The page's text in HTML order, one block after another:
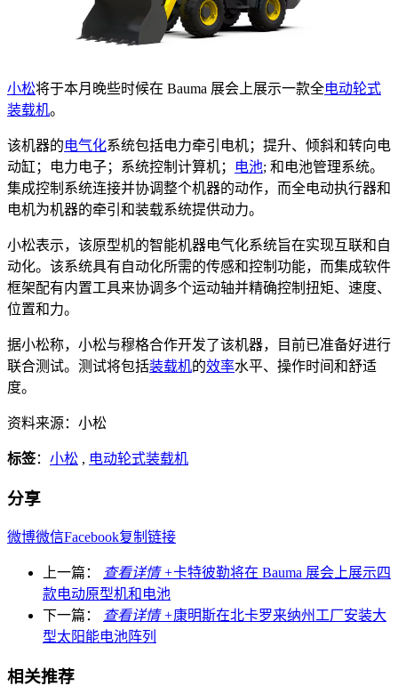
小松将于本月晚些时候在 Bauma 展会上展示一款全电动轮式
装载机。
该机器的电气化系统包括电力牵引电机；提升、倾斜和转向电
动缸；电力电子；系统控制计算机；
电池; 和电池管理系统。
集成控制系统连接并协调整个机器的动作，而全电动执行器和
电机为机器的牵引和装载系统提供动力。
小松表示，该原型机的智能机器电气化系统旨在实现互联和自
动化。该系统具有自动化所需的传感和控制功能，而集成软件
框架配有内置工具来协调多个运动轴并精确控制扭矩、速度、
位置和力。
据小松称，小松与穆格合作开发了该机器，目前已准备好进行
联合测试。测试将包括装载机的效率水平、操作时间和舒适
度。
资料来源：小松
标签： 小松 , 电动轮式装载机
分享
微博微信Facebook复制链接
上一篇： 查看详情 +卡特彼勒将在 Bauma 展会上展示四
款电动原型机和电池
下一篇：
查看详情 +康明斯在北卡罗来纳州工厂安装大
型太阳能电池阵列
相关推荐